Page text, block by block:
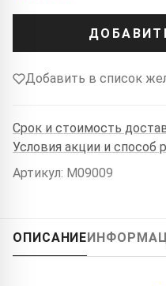
Добавить в список
Срок и стоимость
Условия акции и способ
Артикул: M09009
ОПИСАНИЕ